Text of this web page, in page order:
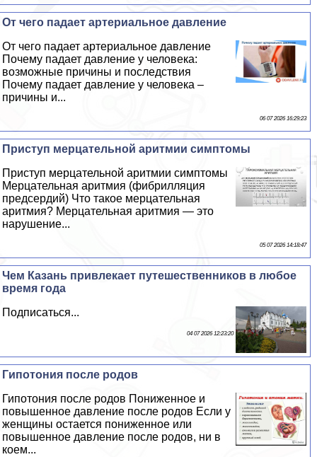
От чего падает артериальное давление
От чего падает артериальное давление
Почему падает давление у человека:
возможные причины и последствия
Почему падает давление у человека –
причины и...
06 07 2026 16:29:23
Приступ мерцательной аритмии симптомы
Приступ мерцательной аритмии симптомы
Мерцательная аритмия (фибрилляция
предсердий) Что такое мерцательная
аритмия? Мерцательная аритмия — это
нарушение...
05 07 2026 14:18:47
Чем Казань привлекает путешественников в любое
время года
Подписаться...
04 07 2026 12:23:20
Гипотония после родов
Гипотония после родов Пониженное и
повышенное давление после родов Если у
женщины остается пониженное или
повышенное давление после родов, ни в
коем...